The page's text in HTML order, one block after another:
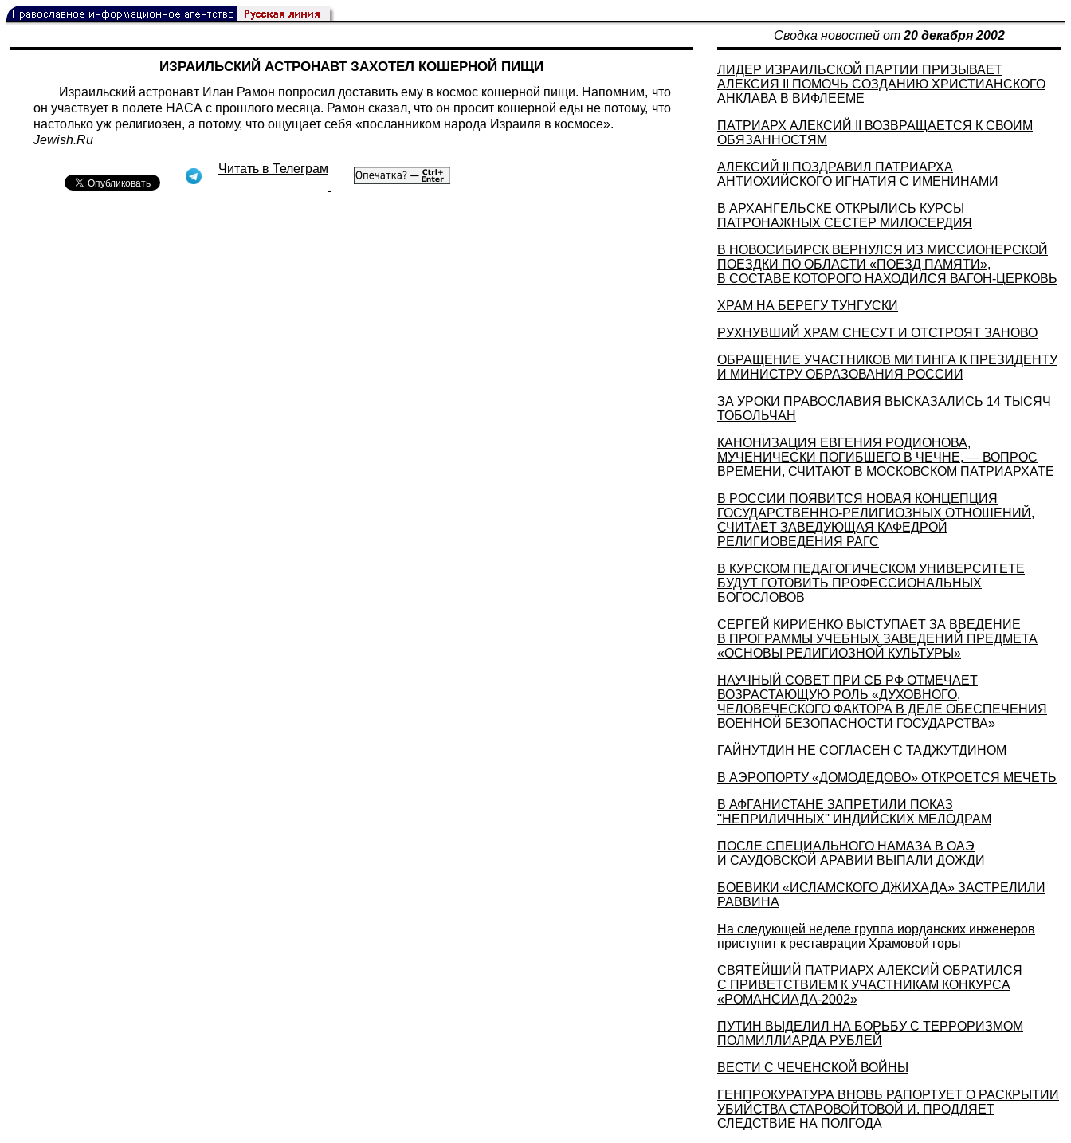
Сводка новостей от 20 декабря 2002
ИЗРАИЛЬСКИЙ АСТРОНАВТ ЗАХОТЕЛ КОШЕРНОЙ ПИЩИ
Израильский астронавт Илан Рамон попросил доставить ему в космос кошерной пищи. Напомним, что
он участвует в полете НАСА с прошлого месяца. Рамон сказал, что он просит кошерной еды не потому, что
настолько уж религиозен, а потому, что ощущает себя «посланником народа Израиля в космосе».
Jewish.Ru
Читать в Телеграм
ЛИДЕР ИЗРАИЛЬСКОЙ ПАРТИИ ПРИЗЫВАЕТ
АЛЕКСИЯ II ПОМОЧЬ СОЗДАНИЮ ХРИСТИАНСКОГО
АНКЛАВА В ВИФЛЕЕМЕ
ПАТРИАРХ АЛЕКСИЙ II ВОЗВРАЩАЕТСЯ К СВОИМ
ОБЯЗАННОСТЯМ
АЛЕКСИЙ II ПОЗДРАВИЛ ПАТРИАРХА
АНТИОХИЙСКОГО ИГНАТИЯ С ИМЕНИНАМИ
В АРХАНГЕЛЬСКЕ ОТКРЫЛИСЬ КУРСЫ
ПАТРОНАЖНЫХ СЕСТЕР МИЛОСЕРДИЯ
В НОВОСИБИРСК ВЕРНУЛСЯ ИЗ МИССИОНЕРСКОЙ
ПОЕЗДКИ ПО ОБЛАСТИ «ПОЕЗД ПАМЯТИ»,
В СОСТАВЕ КОТОРОГО НАХОДИЛСЯ ВАГОН-ЦЕРКОВЬ
ХРАМ НА БЕРЕГУ ТУНГУСКИ
РУХНУВШИЙ ХРАМ СНЕСУТ И ОТСТРОЯТ ЗАНОВО
ОБРАЩЕНИЕ УЧАСТНИКОВ МИТИНГА К ПРЕЗИДЕНТУ
И МИНИСТРУ ОБРАЗОВАНИЯ РОССИИ
ЗА УРОКИ ПРАВОСЛАВИЯ ВЫСКАЗАЛИСЬ 14 ТЫСЯЧ
ТОБОЛЬЧАН
КАНОНИЗАЦИЯ ЕВГЕНИЯ РОДИОНОВА,
МУЧЕНИЧЕСКИ ПОГИБШЕГО В ЧЕЧНЕ, — ВОПРОС
ВРЕМЕНИ, СЧИТАЮТ В МОСКОВСКОМ ПАТРИАРХАТЕ
В РОССИИ ПОЯВИТСЯ НОВАЯ КОНЦЕПЦИЯ
ГОСУДАРСТВЕННО-РЕЛИГИОЗНЫХ ОТНОШЕНИЙ,
СЧИТАЕТ ЗАВЕДУЮЩАЯ КАФЕДРОЙ
РЕЛИГИОВЕДЕНИЯ РАГС
В КУРСКОМ ПЕДАГОГИЧЕСКОМ УНИВЕРСИТЕТЕ
БУДУТ ГОТОВИТЬ ПРОФЕССИОНАЛЬНЫХ
БОГОСЛОВОВ
СЕРГЕЙ КИРИЕНКО ВЫСТУПАЕТ ЗА ВВЕДЕНИЕ
В ПРОГРАММЫ УЧЕБНЫХ ЗАВЕДЕНИЙ ПРЕДМЕТА
«ОСНОВЫ РЕЛИГИОЗНОЙ КУЛЬТУРЫ»
НАУЧНЫЙ СОВЕТ ПРИ СБ РФ ОТМЕЧАЕТ
ВОЗРАСТАЮЩУЮ РОЛЬ «ДУХОВНОГО,
ЧЕЛОВЕЧЕСКОГО ФАКТОРА В ДЕЛЕ ОБЕСПЕЧЕНИЯ
ВОЕННОЙ БЕЗОПАСНОСТИ ГОСУДАРСТВА»
ГАЙНУТДИН НЕ СОГЛАСЕН С ТАДЖУТДИНОМ
В АЭРОПОРТУ «ДОМОДЕДОВО» ОТКРОЕТСЯ МЕЧЕТЬ
В АФГАНИСТАНЕ ЗАПРЕТИЛИ ПОКАЗ
''НЕПРИЛИЧНЫХ'' ИНДИЙСКИХ МЕЛОДРАМ
ПОСЛЕ СПЕЦИАЛЬНОГО НАМАЗА В ОАЭ
И САУДОВСКОЙ АРАВИИ ВЫПАЛИ ДОЖДИ
БОЕВИКИ «ИСЛАМСКОГО ДЖИХАДА» ЗАСТРЕЛИЛИ
РАВВИНА
На следующей неделе группа иорданских инженеров
приступит к реставрации Храмовой горы
СВЯТЕЙШИЙ ПАТРИАРХ АЛЕКСИЙ ОБРАТИЛСЯ
С ПРИВЕТСТВИЕМ К УЧАСТНИКАМ КОНКУРСА
«РОМАНСИАДА-2002»
ПУТИН ВЫДЕЛИЛ НА БОРЬБУ С ТЕРРОРИЗМОМ
ПОЛМИЛЛИАРДА РУБЛЕЙ
ВЕСТИ С ЧЕЧЕНСКОЙ ВОЙНЫ
ГЕНПРОКУРАТУРА ВНОВЬ РАПОРТУЕТ О РАСКРЫТИИ
УБИЙСТВА СТАРОВОЙТОВОЙ И. ПРОДЛЯЕТ
СЛЕДСТВИЕ НА ПОЛГОДА